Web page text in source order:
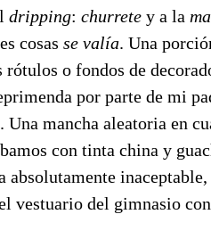
dripping: churrete y a la
cosas se valía. Una
o fondos de
por parte de mi
mancha aleatoria en
con tinta china y
inaceptable,
vestuario del gimnasio